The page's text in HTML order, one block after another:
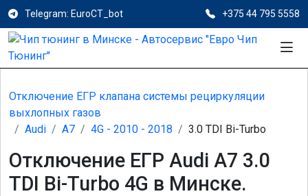
Telegram: EuroCT_bot +375 44 795 5558
Отключение ЕГР клапана системы рециркуляции
выхлопных газов
Audi
A7 4G - 2010 - 2018 3.0 TDI Bi-Turbo
Отключение ЕГР Audi A7 3.0
TDI Bi-Turbo 4G в Минске.